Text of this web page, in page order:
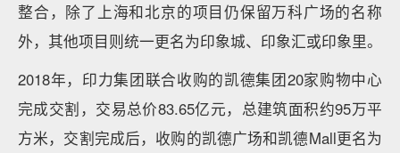
整合，除了上海和北京的项目仍保留万科广场的名称
外，其他项目则统一更名为印象城、印象汇或印象里。
2018年，印力集团联合收购的凯德集团20家购物中心
完成交割，交易总价83.65亿元，总建筑面积约95万平
方米，交割完成后，收购的凯德广场和凯德Mall更名为